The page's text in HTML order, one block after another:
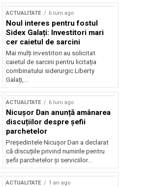
ACTUALITATE 6 luni ago
Noul interes pentru fostul
Sidex Galați: Investitori mari
cer caietul de sarcini
Mai mulți investitori au solicitat
caietul de sarcini pentru licitația
combinatului siderurgic Liberty
Galați,...
ACTUALITATE 6 luni ago
Nicușor Dan anunță amânarea
discuțiilor despre șefii
parchetelor
Președintele Nicușor Dan a declarat
că discuțiile privind numirile pentru
șefii parchetelor și serviciilor...
ACTUALITATE 1 an ago